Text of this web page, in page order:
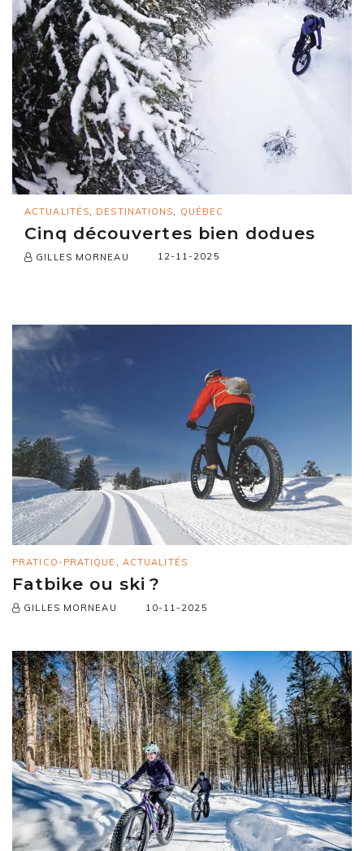
ACTUALITÉS DESTINATIONS QUÉBEC
Cinq découvertes bien dodues
GILLES MORNEAU 12-11-2025
PRATICO-PRATIQUE , ACTUALITÉS
Fatbike ou ski ?
GILLES MORNEAU 10-11-2025